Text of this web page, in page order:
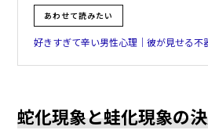
あわせて読みたい
好きすぎて辛い男性心理｜彼が見せる不
蛇化現象と蛙化現象の